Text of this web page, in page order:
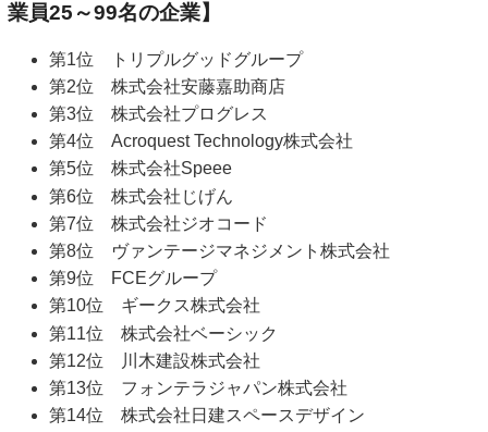
業員25～99名の企業】
第1位 トリプルグッドグループ
第2位 株式会社安藤嘉助商店
第3位 株式会社プログレス
第4位 Acroquest Technology株式会社
第5位 株式会社Speee
第6位 株式会社じげん
第7位 株式会社ジオコード
第8位 ヴァンテージマネジメント株式会社
第9位 FCEグループ
第10位 ギークス株式会社
第11位 株式会社ベーシック
第12位 川木建設株式会社
第13位 フォンテラジャパン株式会社
第14位 株式会社日建スペースデザイン